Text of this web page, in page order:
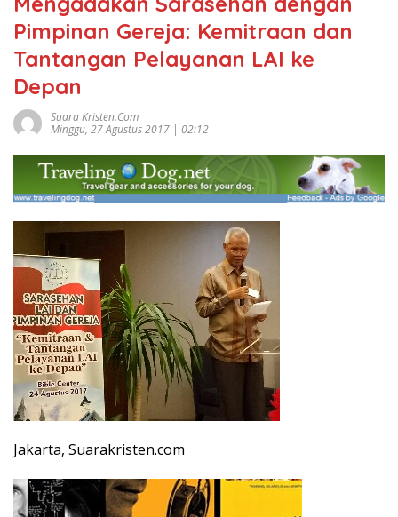
Pimpinan Gereja: Kemitraan dan
Tantangan Pelayanan LAI ke
Depan
Suara Kristen.com
Minggu, 27 Agustus 2017 | 02:12
Jakarta, Suarakristen.com